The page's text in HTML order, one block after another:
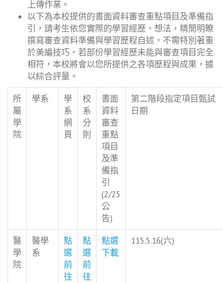
上傳作業。
以下為本校提供的書面資料審查重點項目及準備指
引，請考生依您實際的學習經歷、想法，精簡明瞭
撰寫審查資料準備與學習歷程自述，不需特別著重
於美編技巧。若部份學習經歷未能與審查項目完全
相符，本校將會以您所提供之各項歷程與成果，據
以綜合評量。
所
屬
學
院
學系
學
系
網
頁
校
系
分
則
書面
資料
審查
重點
項目
及準
備指
引
(2/25
公
告)
第二階段指定項目甄試
日期
醫
學
院
醫學
系
點
選
前
往
點
選
前
往
點選
下載
115.5.16(六)